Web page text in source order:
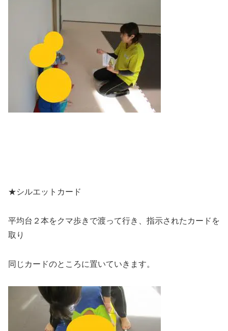
★シルエットカード
平均台２本をクマ歩きで渡って行き、指示されたカードを
取り
同じカードのところに置いていきます。